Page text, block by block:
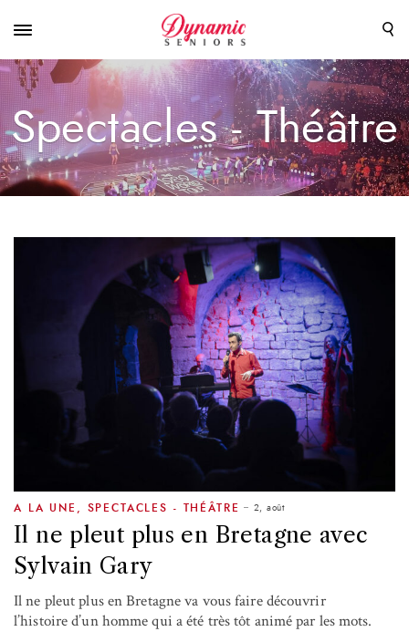
Spectacles - Théâtre
A LA UNE SPECTACLES - THÉÂTRE 2, août
Il ne pleut plus en Bretagne avec
Sylvain Gary
Il ne pleut plus en Bretagne va vous faire découvrir
l’histoire d’un homme qui a été très tôt animé par les mots.